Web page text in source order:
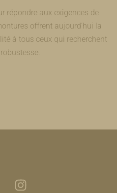
répondre aux exigences de
offrent aujourd’hui la
à tous ceux qui recherchent